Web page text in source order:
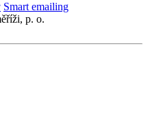
Smart emailing
p. o.